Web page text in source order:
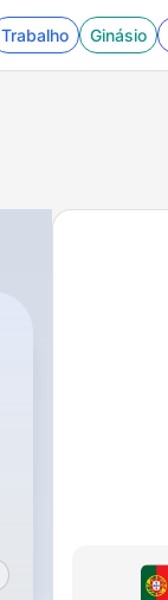
Trabalho Ginásio